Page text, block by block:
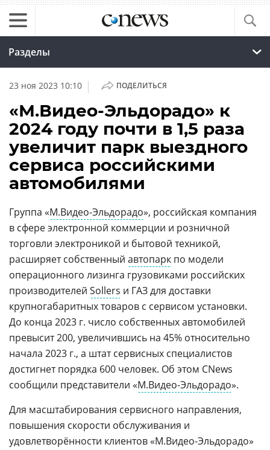
Разделы
23 ноя 2023 10:10 | ПОДЕЛИТЬСЯ
«М.Видео-Эльдорадо» к
2024 году почти в 1,5 раза
увеличит парк выездного
сервиса российскими
автомобилями
Группа «М.Видео-Эльдорадо», российская компания
в сфере электронной коммерции и розничной
торговли электроникой и бытовой техникой,
расширяет собственный автопарк по модели
операционного лизинга грузовиками российских
производителей Sollers и ГАЗ для доставки
крупногабаритных товаров с сервисом установки.
До конца 2023 г. число собственных автомобилей
превысит 200, увеличившись на 45% относительно
начала 2023 г., а штат сервисных специалистов
достигнет порядка 600 человек. Об этом CNews
сообщили представители «М.Видео-Эльдорадо».
Для масштабирования сервисного направления,
повышения скорости обслуживания и
удовлетворённости клиентов «М.Видео-Эльдорадо»